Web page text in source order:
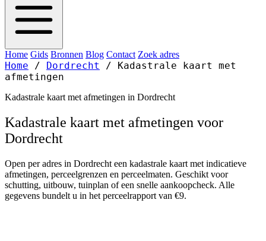
Home Gids Bronnen Blog Contact Zoek adres
Home / Dordrecht /
Kadastrale kaart met
afmetingen
Kadastrale kaart met afmetingen in Dordrecht
Kadastrale kaart met afmetingen voor
Dordrecht
Open per adres in Dordrecht een kadastrale kaart met indicatieve
afmetingen, perceelgrenzen en perceelmaten. Geschikt voor
schutting, uitbouw, tuinplan of een snelle aankoopcheck. Alle
gegevens bundelt u in het perceelrapport van €9.